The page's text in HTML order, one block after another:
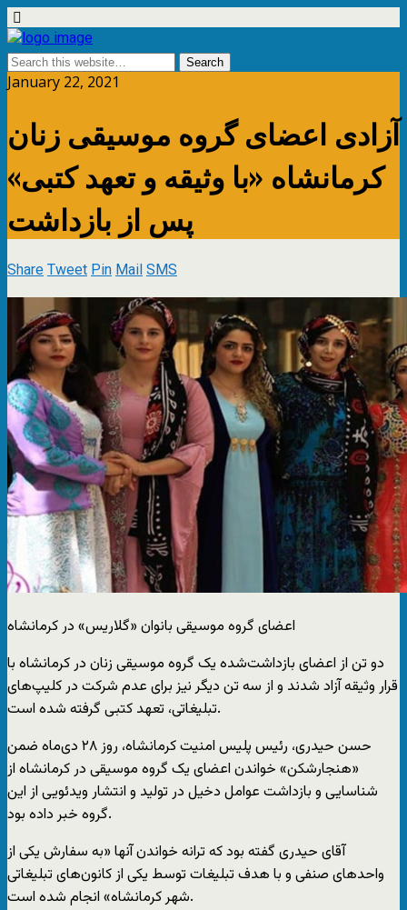
January 22, 2021
آزادی اعضای گروه موسیقی زنان
کرمانشاه «با وثیقه و تعهد کتبی»
پس از بازداشت
ShareTweetPinMailSMS
اعضای گروه موسیقی بانوان «گلاریس» در کرمانشاه
دو تن از اعضای بازداشت‌شده یک گروه موسیقی زنان در کرمانشاه با
قرار وثیقه آزاد شدند و از سه تن دیگر نیز برای عدم شرکت در کلیپ‌های
تبلیغاتی، تعهد کتبی گرفته شده است.
حسن حیدری، رئیس پلیس امنیت کرمانشاه، روز ۲۸ دی‌ماه ضمن
«هنجارشکن» خواندن اعضای یک گروه موسیقی در کرمانشاه از
شناسایی و بازداشت عوامل دخیل در تولید و انتشار ویدئویی از این
گروه خبر داده بود.
آقای حیدری گفته بود که ترانه خواندن آنها «به سفارش یکی از
واحدهای صنفی و با هدف تبلیغات توسط یکی از کانون‌های تبلیغاتی
شهر کرمانشاه» انجام شده است.